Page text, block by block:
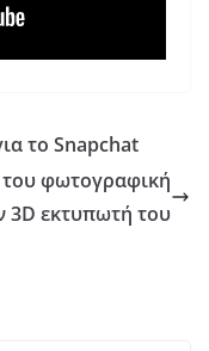
το Snapchat
φωτογραφική
3D εκτυπωτή του